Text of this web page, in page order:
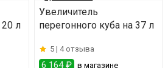
20 л
Увеличитель
перегонного куба на 37 л
5 | 4 отзыва
6 164 ₽ в магазине